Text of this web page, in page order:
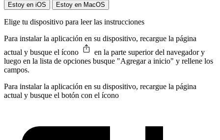
Estoy en iOS Estoy en MacOS
Elige tu dispositivo para leer las instrucciones
Para instalar la aplicación en su dispositivo, recargue la página
actual y busque el ícono
en la parte superior del navegador y
luego en la lista de opciones busque "Agregar a inicio" y rellene los
campos.
Para instalar la aplicación en su dispositivo, recargue la página
actual y busque el botón con el ícono